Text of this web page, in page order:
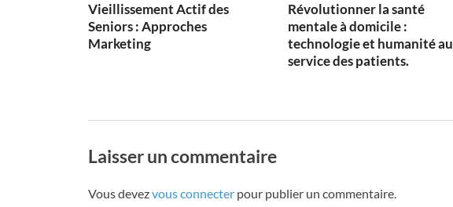
Vieillissement Actif des
Seniors : Approches
Marketing
Révolutionner la santé
mentale à domicile :
technologie et humanité au
service des patients.
Laisser un commentaire
Vous devezvous connecter pour publier un commentaire.